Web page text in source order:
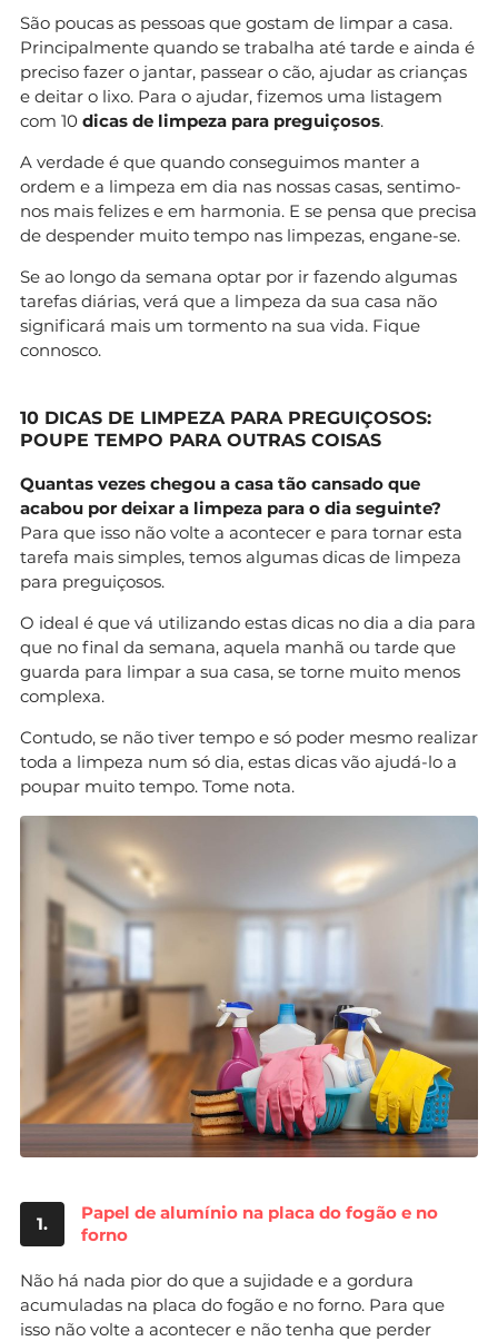
São poucas as pessoas que gostam de limpar a casa.
Principalmente quando se trabalha até tarde e ainda é
preciso fazer o jantar, passear o cão, ajudar as crianças
e deitar o lixo. Para o ajudar, fizemos uma listagem
com 10 dicas de limpeza para preguiçosos.
A verdade é que quando conseguimos manter a
ordem e a limpeza em dia nas nossas casas, sentimo-
nos mais felizes e em harmonia. E se pensa que precisa
de despender muito tempo nas limpezas, engane-se.
Se ao longo da semana optar por ir fazendo algumas
tarefas diárias, verá que a limpeza da sua casa não
significará mais um tormento na sua vida. Fique
connosco.
10 DICAS DE LIMPEZA PARA PREGUIÇOSOS:
POUPE TEMPO PARA OUTRAS COISAS
Quantas vezes chegou a casa tão cansado que
acabou por deixar a limpeza para o dia seguinte?
Para que isso não volte a acontecer e para tornar esta
tarefa mais simples, temos algumas dicas de limpeza
para preguiçosos.
O ideal é que vá utilizando estas dicas no dia a dia para
que no final da semana, aquela manhã ou tarde que
guarda para limpar a sua casa, se torne muito menos
complexa.
Contudo, se não tiver tempo e só poder mesmo realizar
toda a limpeza num só dia, estas dicas vão ajudá-lo a
poupar muito tempo. Tome nota.
1.
Papel de alumínio na placa do fogão e no
forno
Não há nada pior do que a sujidade e a gordura
acumuladas na placa do fogão e no forno. Para que
isso não volte a acontecer e não tenha que perder